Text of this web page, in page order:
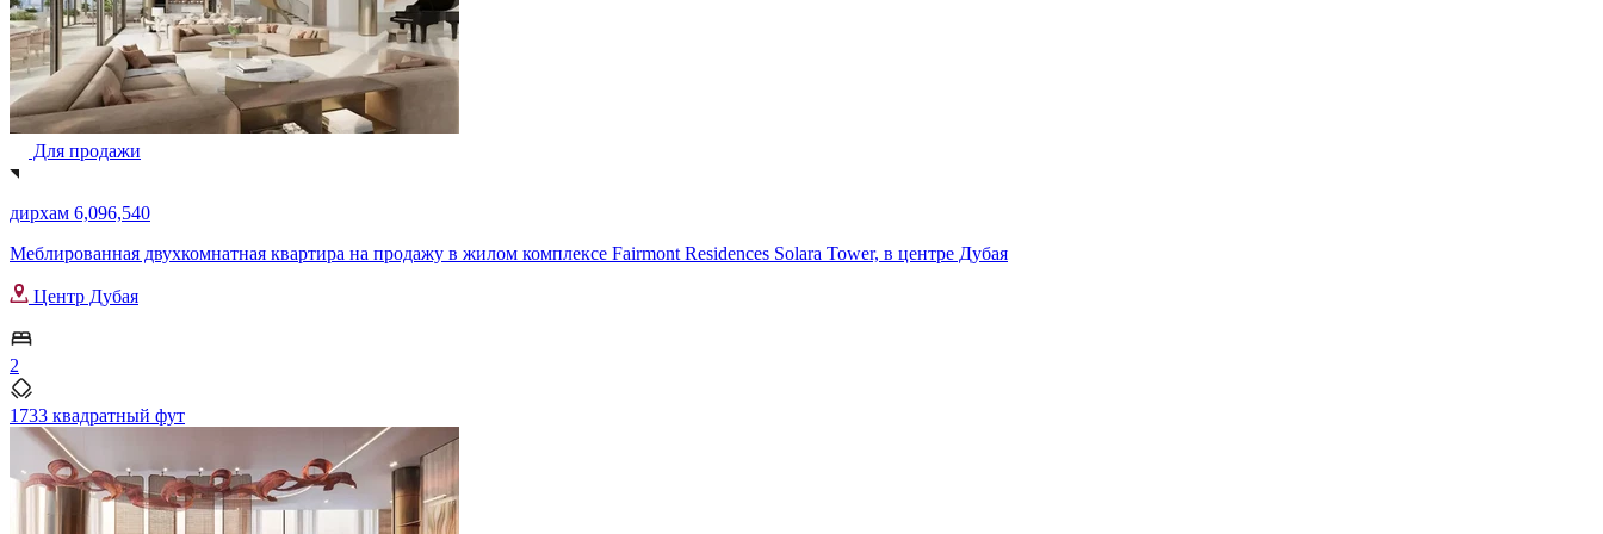
Для продажи
дирхам 6,096,540
Меблированная двухкомнатная квартира на продажу в жилом комплексе Fairmont Residences Solara Tower, в центре Дубая
Центр Дубая
2
1733 квадратный фут